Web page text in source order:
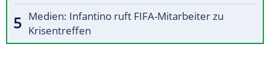
Medien: Infantino ruft FIFA-Mitarbeiter zu
Krisentreffen